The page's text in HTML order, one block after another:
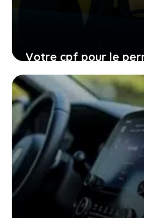
Votre cpf pour le
expire en 2026, ne
cette ultime chance
27 janvier 2026